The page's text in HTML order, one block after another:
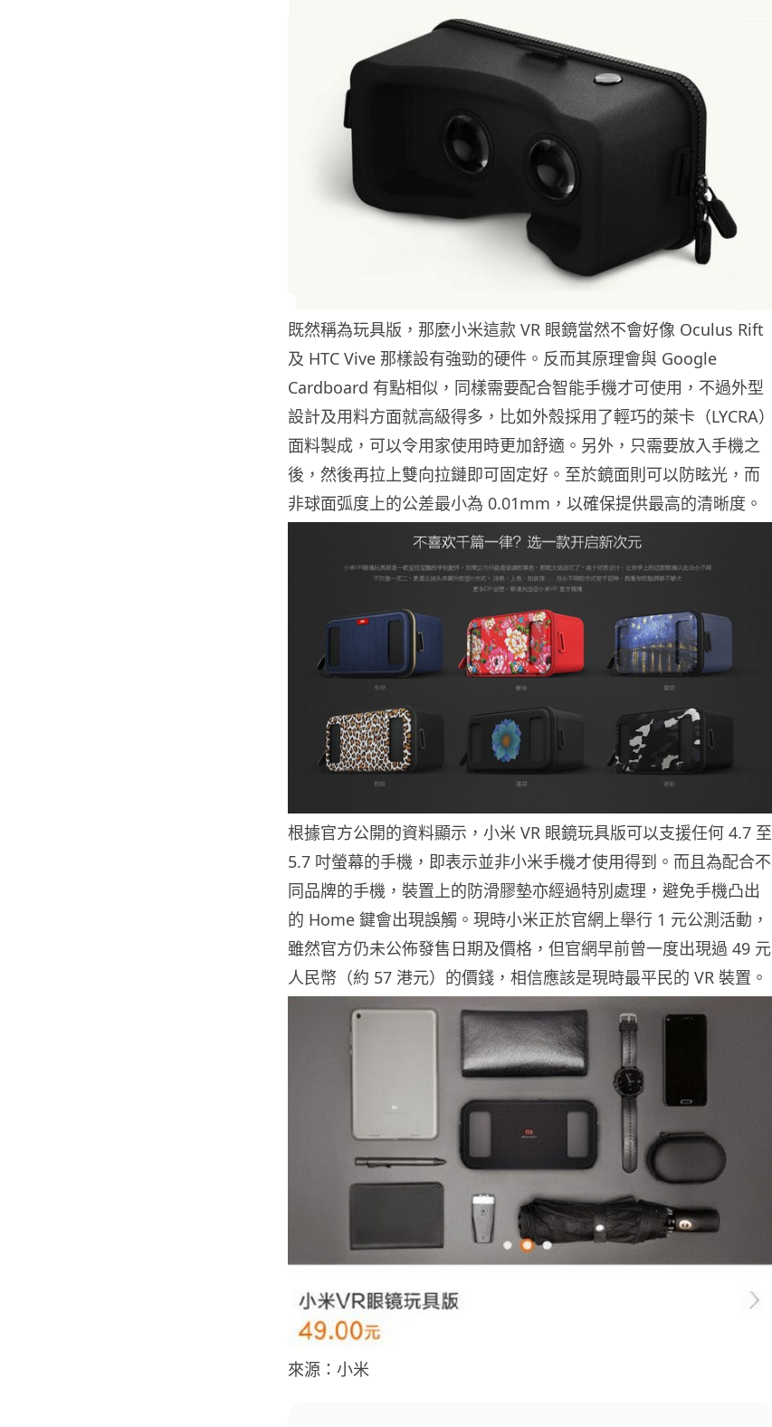
既然稱為玩具版，那麼小米這款 VR 眼鏡當然不會好像 Oculus Rift
及 HTC Vive 那樣設有強勁的硬件。反而其原理會與 Google
Cardboard 有點相似，同樣需要配合智能手機才可使用，不過外型
設計及用料方面就高級得多，比如外殼採用了輕巧的萊卡（LYCRA）
面料製成，可以令用家使用時更加舒適。另外，只需要放入手機之
後，然後再拉上雙向拉鏈即可固定好。至於鏡面則可以防眩光，而
非球面弧度上的公差最小為 0.01mm，以確保提供最高的清晰度。
根據官方公開的資料顯示，小米 VR 眼鏡玩具版可以支援任何 4.7 至
5.7 吋螢幕的手機，即表示並非小米手機才使用得到。而且為配合不
同品牌的手機，裝置上的防滑膠墊亦經過特別處理，避免手機凸出
的 Home 鍵會出現誤觸。現時小米正於官網上舉行 1 元公測活動，
雖然官方仍未公佈發售日期及價格，但官網早前曾一度出現過 49 元
人民幣（約 57 港元）的價錢，相信應該是現時最平民的 VR 裝置。
來源：小米